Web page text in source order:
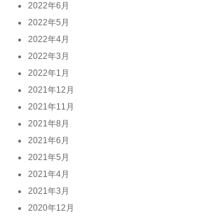
2022年6月
2022年5月
2022年4月
2022年3月
2022年1月
2021年12月
2021年11月
2021年8月
2021年6月
2021年5月
2021年4月
2021年3月
2020年12月